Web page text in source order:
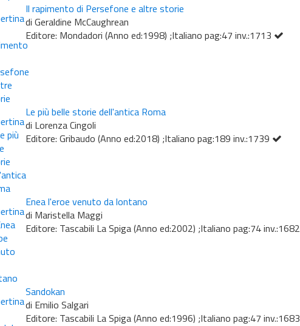
Il rapimento di Persefone e altre storie
di Geraldine McCaughrean
Editore: Mondadori (Anno ed:1998) ;Italiano pag:47 inv.:1713
Le più belle storie dell'antica Roma
di Lorenza Cingoli
Editore: Gribaudo (Anno ed:2018) ;Italiano pag:189 inv.:1739
Enea l'eroe venuto da lontano
di Maristella Maggi
Editore: Tascabili La Spiga (Anno ed:2002) ;Italiano pag:74 inv.:1682
Sandokan
di Emilio Salgari
Editore: Tascabili La Spiga (Anno ed:1996) ;Italiano pag:47 inv.:1683